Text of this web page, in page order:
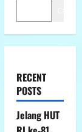
RECENT
POSTS
Jelang HUT